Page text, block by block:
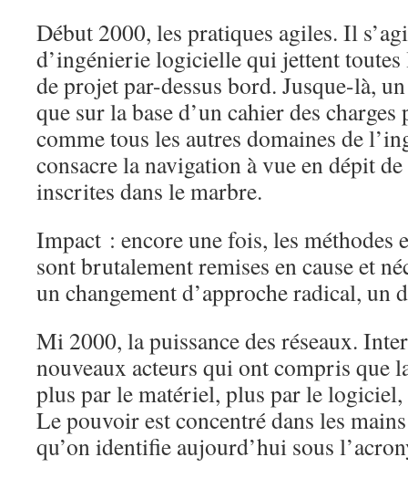
Début 2000, les pratiques agiles. Il
d’ingénierie logicielle qui jettent toutes
de projet par-dessus bord. Jusque-là,
que sur la base d’un cahier des
comme tous les autres domaines de
consacre la navigation à vue en dépit
inscrites dans le marbre.
Impact : encore une fois, les méthodes
sont brutalement remises en cause et
un changement d’approche radical, un
Mi 2000, la puissance des réseaux.
nouveaux acteurs qui ont compris que
plus par le matériel, plus par le logiciel,
Le pouvoir est concentré dans les
qu’on identifie aujourd’hui sous